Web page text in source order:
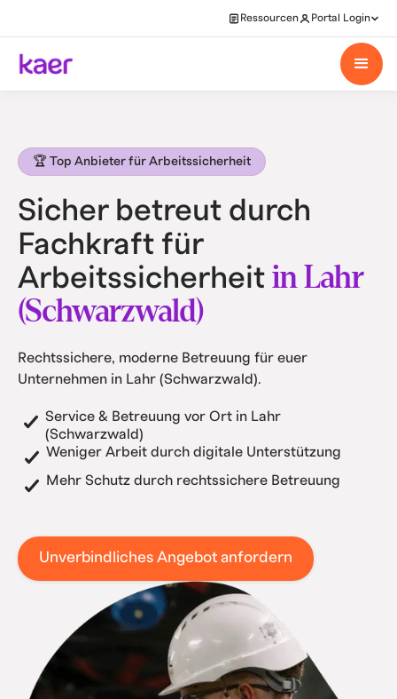
Ressourcen Portal Login
🏆 Top Anbieter für Arbeitssicherheit
Sicher betreut durch
Fachkraft für
Arbeitssicherheit in Lahr
(Schwarzwald)
Rechtssichere, moderne Betreuung für euer
Unternehmen in Lahr (Schwarzwald).
Service & Betreuung vor Ort in Lahr
(Schwarzwald)
Weniger Arbeit durch digitale Unterstützung
Mehr Schutz durch rechtssichere Betreuung
Unverbindliches Angebot anfordern